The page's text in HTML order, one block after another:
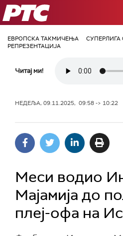
РТС
ЕВРОПСКА ТАКМИЧЕЊА СУПЕРЛИГА
РЕПРЕЗЕНТАЦИЈА
Читај ми!
НЕДЕЉА, 09.11.2025, 09:58 -> 10:22
Меси водио
Мајамија до
плеј-офа на